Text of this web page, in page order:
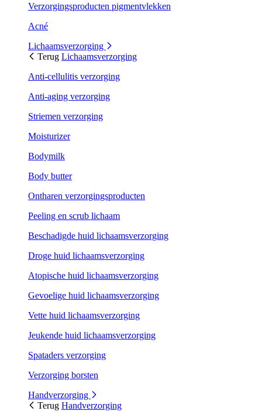
Verzorgingsproducten pigmentvlekken
Acné
Lichaamsverzorging
Terug Lichaamsverzorging
Anti-cellulitis verzorging
Anti-aging verzorging
Striemen verzorging
Moisturizer
Bodymilk
Body butter
Ontharen verzorgingsproducten
Peeling en scrub lichaam
Beschadigde huid lichaamsverzorging
Droge huid lichaamsverzorging
Atopische huid lichaamsverzorging
Gevoelige huid lichaamsverzorging
Vette huid lichaamsverzorging
Jeukende huid lichaamsverzorging
Spataders verzorging
Verzorging borsten
Handverzorging
Terug Handverzorging